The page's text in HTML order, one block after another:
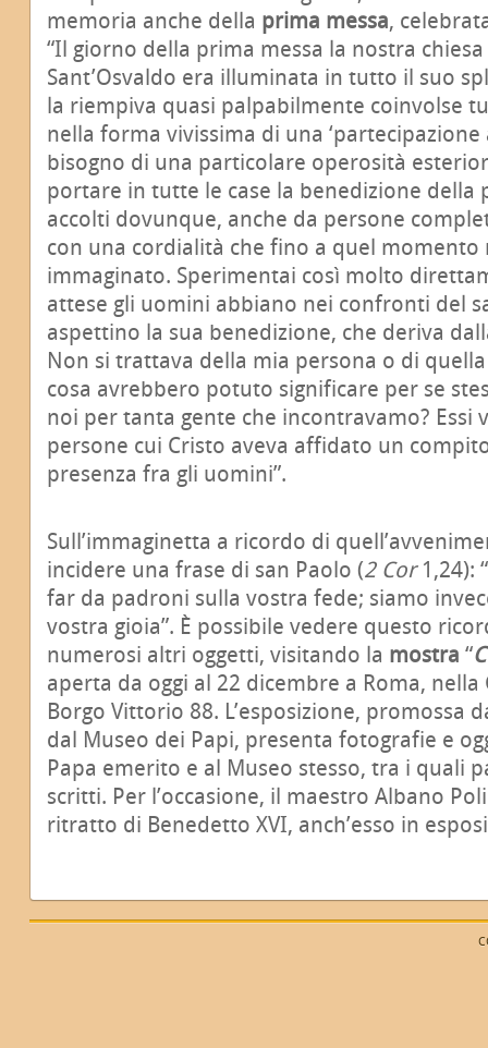
memoria anche della prima messa,
“Il giorno della prima messa la nostra
Sant’Osvaldo era illuminata in tutto il suo
la riempiva quasi palpabilmente coinvolse
nella forma vivissima di una ‘partecipazione
bisogno di una particolare operosità
portare in tutte le case la benedizione della
accolti dovunque, anche da persone
con una cordialità che fino a quel
immaginato. Sperimentai così molto
attese gli uomini abbiano nei confronti del
aspettino la sua benedizione, che deriva
Non si trattava della mia persona o di
cosa avrebbero potuto significare per se
noi per tanta gente che incontravamo? Essi
persone cui Cristo aveva affidato un
presenza fra gli uomini”.
Sull’immaginetta a ricordo di
incidere una frase di san Paolo (2 Cor1,24):
far da padroni sulla vostra fede; siamo
vostra gioia”. È possibile vedere questo
numerosi altri oggetti, visitando la mostra “
aperta da oggi al 22 dicembre a Roma,
Borgo Vittorio 88. L’esposizione, promossa
dal Museo dei Papi, presenta fotografie e
Papa emerito e al Museo stesso, tra i quali
scritti. Per l’occasione, il maestro Albano
ritratto di Benedetto XVI, anch’esso in